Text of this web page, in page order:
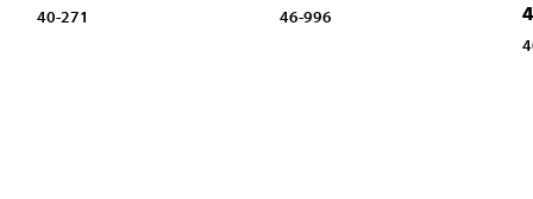
40-271 46-996